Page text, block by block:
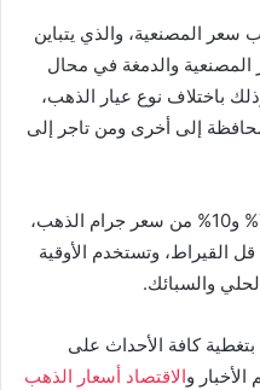
المصنعية، والذي يتباين
والدمغة في محال
وحتى 400 جنيهًا، وذلك باختلاف نوع عيار الذهب،
إلى أخرى ومن تاجر إلى
وتمثل في الأغلب نسبة تتراوح بين 7% و10% من سعر جرام الذهب،
القيراط، وتستخدم الأوقية
كافة الأحداث على
والاقتصاد أسعار الذهب